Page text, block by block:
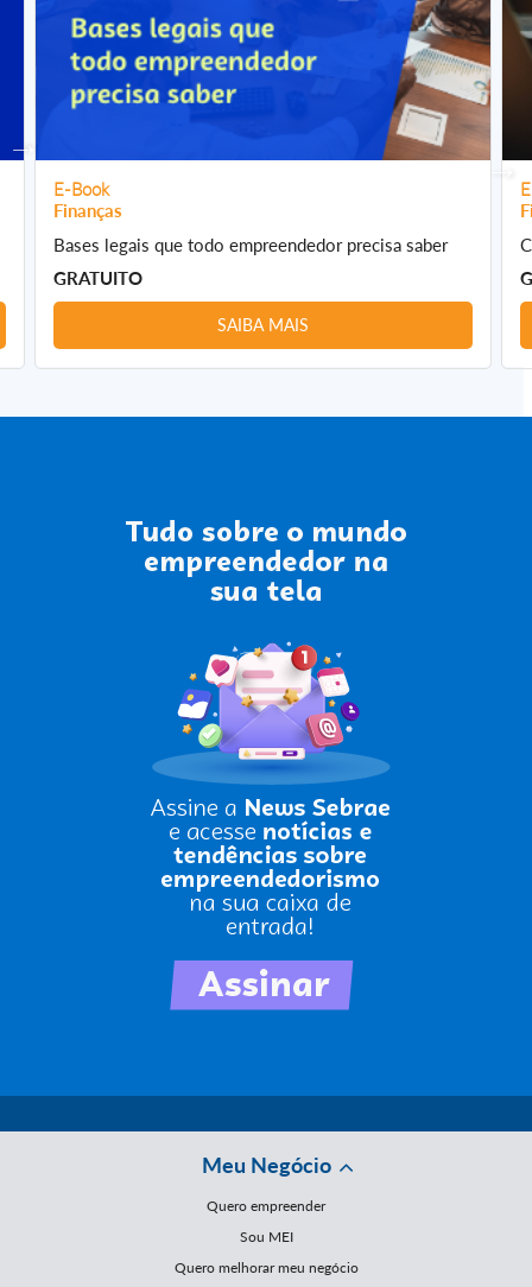
E-Book
Finanças
Bases legais que todo empreendedor precisa saber
GRATUITO
SAIBA MAIS
Meu Negócio
Quero empreender
Sou MEI
Quero melhorar meu negócio